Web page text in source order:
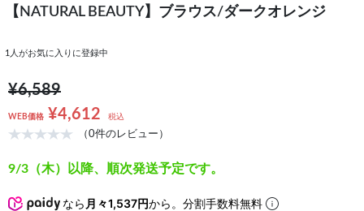
【NATURAL BEAUTY】ブラウス/ダークオレンジ
1 人がお気に入りに登録中
¥6,589
WEB価格 ¥4,612 税込
（0件のレビュー）
9/3（木）以降、順次発送予定です。
なら 月々1,537円から。分割手数料無料